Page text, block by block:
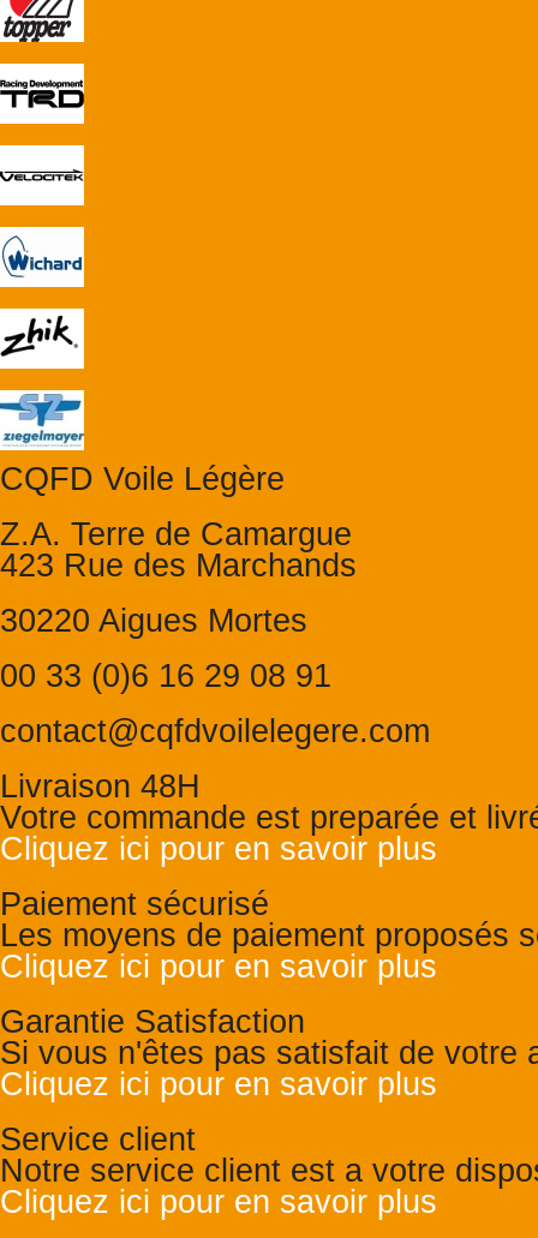
CQFD Voile Légère
Z.A. Terre de Camargue
423 Rue des Marchands
30220 Aigues Mortes
00 33 (0)6 16 29 08 91
contact@cqfdvoilelegere.com
Livraison 48H
Votre commande est preparée et
Cliquez ici pour en savoir plus
Paiement sécurisé
Les moyens de paiement proposés
Cliquez ici pour en savoir plus
Garantie Satisfaction
Si vous n'êtes pas satisfait de votre
Cliquez ici pour en savoir plus
Service client
Notre service client est a votre
Cliquez ici pour en savoir plus